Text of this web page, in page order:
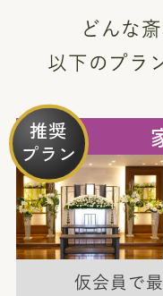
どんな
以下のプラ
推奨
プラン
仮会員で